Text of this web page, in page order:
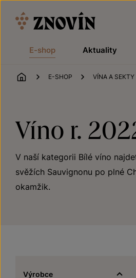
E-shop Aktuality
ÚVOD
E-SHOP VÍNA A SEKTY
Víno r.
V naší kategorii Bílé víno
svěžích Sauvignonu po plné
okamžik.
Výrobce